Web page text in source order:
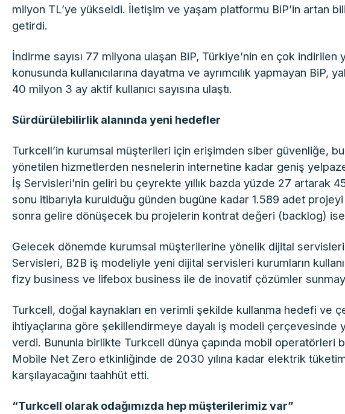
milyon TL’ye yükseldi. İletişim ve yaşam platformu BiP’in artan
getirdi.
İndirme sayısı 77 milyona ulaşan BiP, Türkiye’nin en çok indirilen
konusunda kullanıcılarına dayatma ve ayrımcılık yapmayan BiP,
40 milyon 3 ay aktif kullanıcı sayısına ulaştı.
Sürdürülebilirlik alanında yeni hedefler
Turkcell’in kurumsal müşterileri için erişimden siber güvenliğe,
yönetilen hizmetlerden nesnelerin internetine kadar geniş
İş Servisleri’nin geliri bu çeyrekte yıllık bazda yüzde 27 artarak
sonu itibarıyla kurulduğu günden bugüne kadar 1.589 adet
sonra gelire dönüşecek bu projelerin kontrat değeri (backlog) ise
Gelecek dönemde kurumsal müşterilerine yönelik dijital
Servisleri, B2B iş modeliyle yeni dijital servisleri kurumların
fizy business ve lifebox business ile de inovatif çözümler
Turkcell, doğal kaynakları en verimli şekilde kullanma hedefi ve
ihtiyaçlarına göre şekillendirmeye dayalı iş modeli çerçevesinde
verdi. Bununla birlikte Turkcell dünya çapında mobil operatörleri
Mobile Net Zero etkinliğinde de 2030 yılına kadar elektrik
karşılayacağını taahhüt etti.
“Turkcell olarak odağımızda hep müşterilerimiz var”